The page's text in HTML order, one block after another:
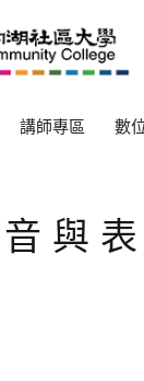
講師專區 數
與